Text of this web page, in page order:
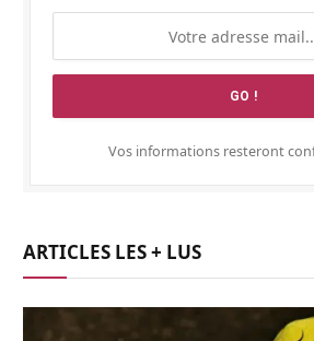
Vos informations resteront
ARTICLES LES + LUS